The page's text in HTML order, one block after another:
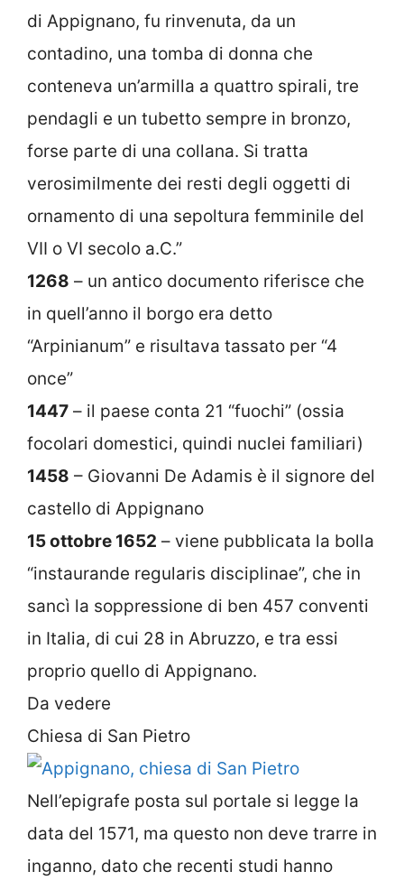
di Appignano, fu rinvenuta, da un
contadino, una tomba di donna che
conteneva un’armilla a quattro spirali, tre
pendagli e un tubetto sempre in bronzo,
forse parte di una collana. Si tratta
verosimilmente dei resti degli oggetti di
ornamento di una sepoltura femminile del
VII o VI secolo a.C.”
1268 – un antico documento riferisce che
in quell’anno il borgo era detto
“Arpinianum” e risultava tassato per “4
once”
1447 – il paese conta 21 “fuochi” (ossia
focolari domestici, quindi nuclei familiari)
1458 – Giovanni De Adamis è il signore del
castello di Appignano
15 ottobre 1652 – viene pubblicata la bolla
“instaurande regularis disciplinae”, che in
sancì la soppressione di ben 457 conventi
in Italia, di cui 28 in Abruzzo, e tra essi
proprio quello di Appignano.
Da vedere
Chiesa di San Pietro
Nell’epigrafe posta sul portale si legge la
data del 1571, ma questo non deve trarre in
inganno, dato che recenti studi hanno